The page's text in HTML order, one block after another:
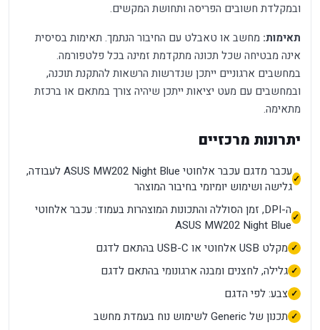
ובמקלדת חשובים הפריסה ותחושת המקשים.
תאימות: מחשב או טאבלט עם החיבור הנתמך. תאימות בסיסית
אינה מבטיחה שכל תכונה מתקדמת זמינה בכל פלטפורמה.
במחשבים ארגוניים ייתכן שנדרשות הרשאות להתקנת תוכנה,
ובמחשבים עם מעט יציאות ייתכן שיהיה צורך במתאם או ברכזת
מתאימה.
יתרונות מרכזיים
עכבר מדגם עכבר אלחוטי ASUS MW202 Night Blue לעבודה,
גלישה ושימוש יומיומי בחיבור המוצהר
ה-DPI, זמן הסוללה והתכונות המוצהרות בעמוד: עכבר אלחוטי
ASUS MW202 Night Blue
מקלט USB אלחוטי או USB-C בהתאם לדגם
גלילה, לחצנים ומבנה ארגונומי בהתאם לדגם
צבע: לפי הדגם
תכנון של Generic לשימוש נוח בעמדת מחשב